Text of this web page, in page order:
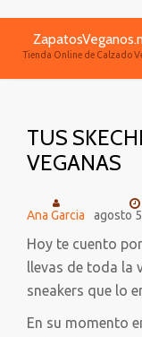
contenido
Tienda Online de Calzado
TUS
VEGANAS
Ana Garcia agosto
Hoy te cuento
llevas de toda la
sneakers que lo
En su momento